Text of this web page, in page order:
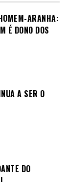
ARANHA:
É DONO DOS
A SER O
DO